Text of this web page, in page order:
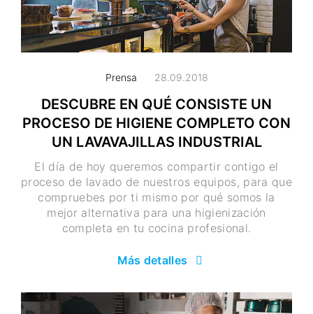
Prensa 28.09.2018
DESCUBRE EN QUÉ CONSISTE UN
PROCESO DE HIGIENE COMPLETO CON
UN LAVAVAJILLAS INDUSTRIAL
El día de hoy queremos compartir contigo el
proceso de lavado de nuestros equipos, para que
compruebes por ti mismo por qué somos la
mejor alternativa para una higienización
completa en tu cocina profesional.
Más detalles